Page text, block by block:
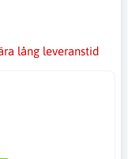
lång leveranstid